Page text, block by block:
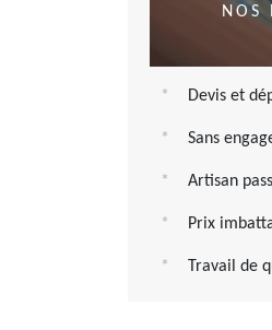
NOS
Devis et
Sans
Artisan
Prix
Travail de